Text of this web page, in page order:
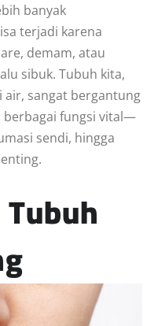
banyak
terjadi karena
demam, atau
sibuk. Tubuh kita,
sangat bergantung
berbagai fungsi vital—
sendi, hingga